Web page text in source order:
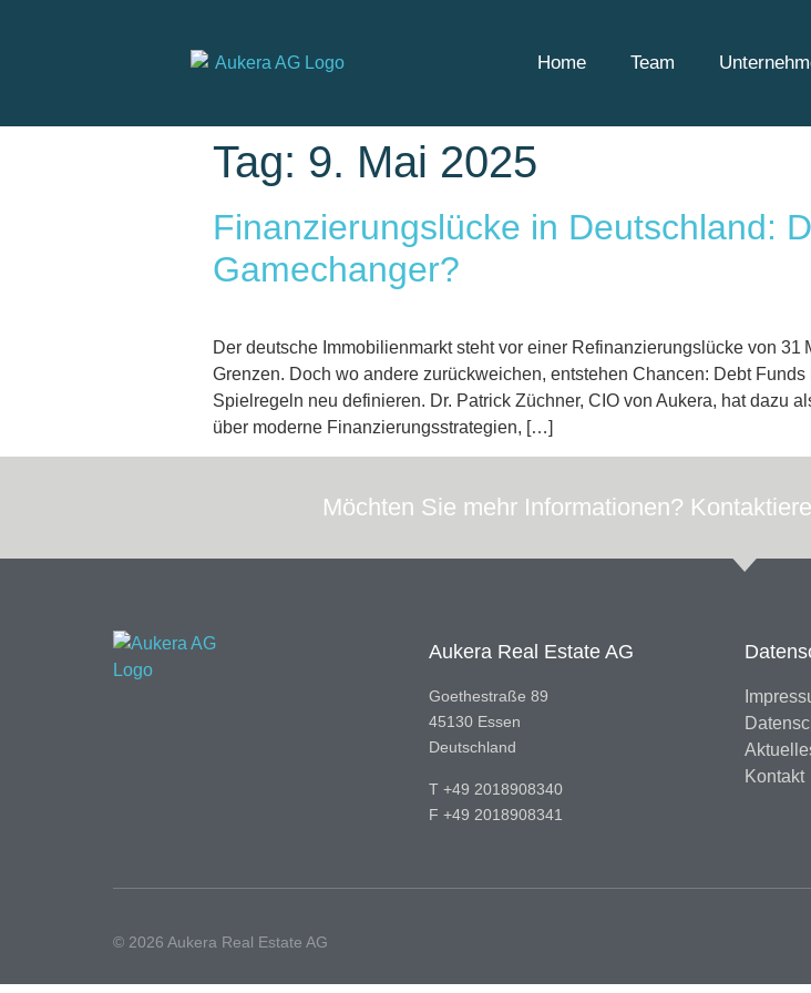
Home Team
Tag: 9. Mai 2025
Finanzierungslücke in Deutschland:
Gamechanger?
Der deutsche Immobilienmarkt steht vor einer Refinanzierungslücke von
Grenzen. Doch wo andere zurückweichen, entstehen Chancen: Debt
Spielregeln neu definieren. Dr. Patrick Züchner, CIO von Aukera, hat dazu
über moderne Finanzierungsstrategien, […]
Möchten Sie mehr Informationen?
Aukera Real Estate AG
Goethestraße 89
45130 Essen
Deutschland
T +49 2018908340
F +49 2018908341
Kontakt
© 2026 Aukera Real Estate AG